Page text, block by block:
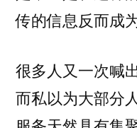
传的信息反而成
很多人又一次喊
而私以为大部分